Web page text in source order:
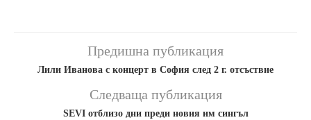
Предишна публикация
Лили Иванова с концерт в София след 2 г. отсъствие
Следваща публикация
SEVI отблизо дни преди новия им сингъл